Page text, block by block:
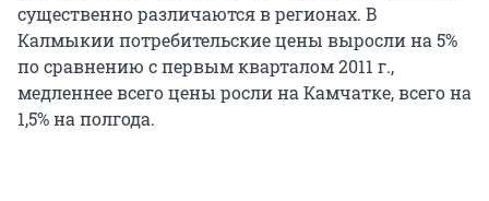
существенно различаются в регионах. В
Калмыкии потребительские цены выросли на 5%
по сравнению с первым кварталом 2011 г.,
медленнее всего цены росли на Камчатке, всего на
1,5% на полгода.